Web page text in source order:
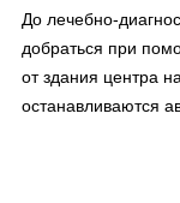
До лечебно-
добраться при
от здания центра
останавливаются